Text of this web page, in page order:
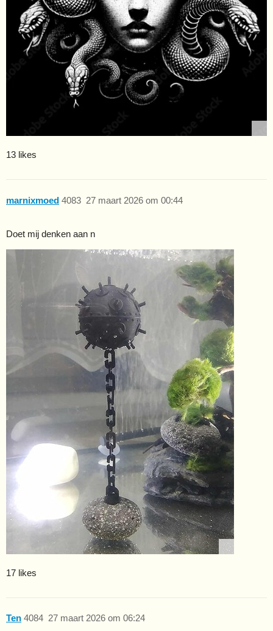
13 likes
marnixmoed 27 maart 2026 om 00:44
4083
Doet mij denken aan n
17 likes
Ten 27 maart 2026 om 06:24
4084